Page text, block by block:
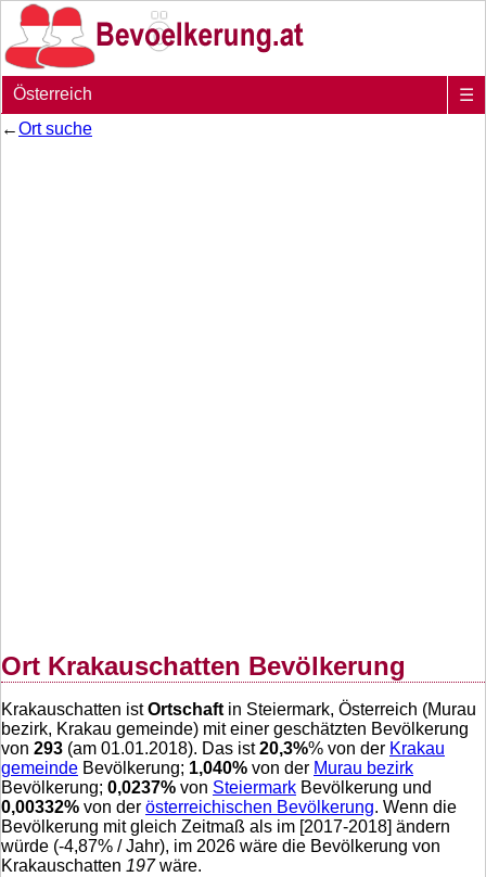
Österreich
☰
←Ort suche
Ort Krakauschatten Bevölkerung
Krakauschatten istOrtschaft in Steiermark, Österreich (Murau
bezirk, Krakau gemeinde) mit einer geschätzten Bevölkerung
von 293 (am 01.01.2018). Das ist20,3%% von der Krakau
gemeinde Bevölkerung; 1,040% von der Murau bezirk
Bevölkerung; 0,0237% von Steiermark Bevölkerung und
0,00332% von der österreichischen Bevölkerung. Wenn die
Bevölkerung mit gleich Zeitmaß als im [2017-2018] ändern
würde (-4,87% / Jahr), im 2026 wäre die Bevölkerung von
Krakauschatten 197wäre.